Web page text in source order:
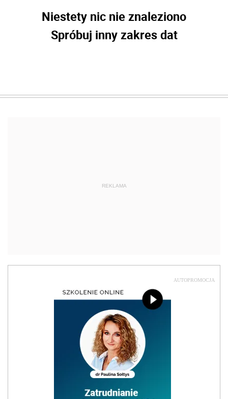
Niestety nic nie znaleziono
Spróbuj inny zakres dat
REKLAMA
AUTOPROMOCJA